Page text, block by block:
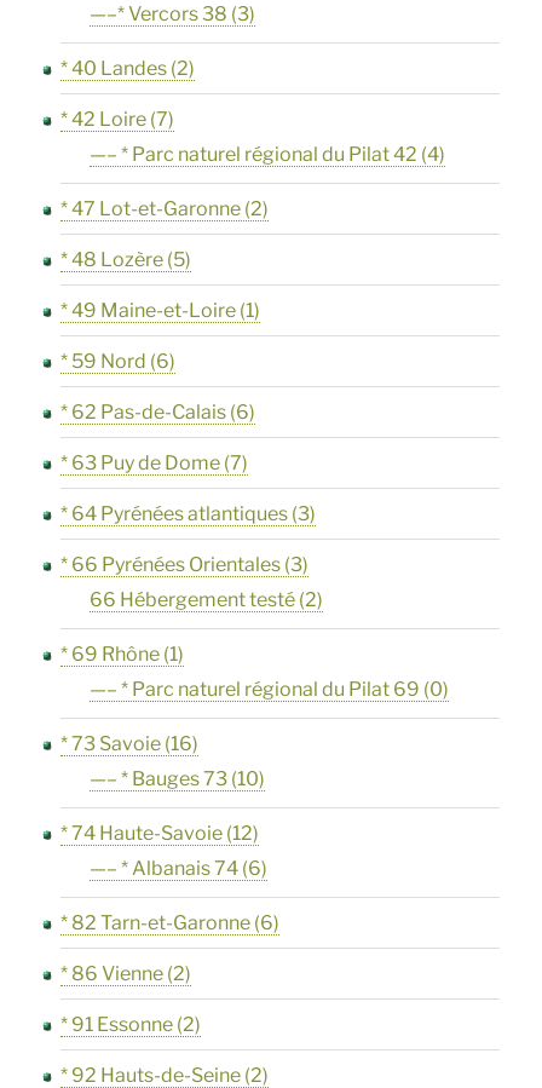
—–* Vercors 38 (3)
* 40 Landes (2)
* 42 Loire (7)
—– * Parc naturel régional du Pilat 42 (4)
* 47 Lot-et-Garonne (2)
* 48 Lozère (5)
* 49 Maine-et-Loire (1)
* 59 Nord (6)
* 62 Pas-de-Calais (6)
* 63 Puy de Dome (7)
* 64 Pyrénées atlantiques (3)
* 66 Pyrénées Orientales (3)
66 Hébergement testé (2)
* 69 Rhône (1)
—– * Parc naturel régional du Pilat 69 (0)
* 73 Savoie (16)
—– * Bauges 73 (10)
* 74 Haute-Savoie (12)
—– * Albanais 74 (6)
* 82 Tarn-et-Garonne (6)
* 86 Vienne (2)
* 91 Essonne (2)
* 92 Hauts-de-Seine (2)